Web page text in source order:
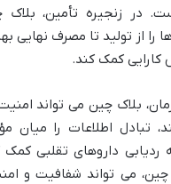
در زنجیره تأمین، بلاک
را از تولید تا مصرف نهایی
کمک کند.
بلاک چین می تواند
تبادل اطلاعات را میان
داروهای تقلبی کمک
چین، می تواند شفافیت و